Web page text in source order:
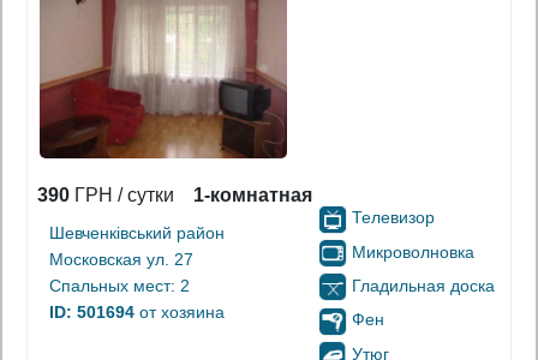
390 ГРН / сутки 1-комнатная
Шевченківський район
Московская ул. 27
Спальных мест: 2
ID: 501694 от хозяина
Телевизор
Микроволновка
Гладильная доска
Фен
Утюг